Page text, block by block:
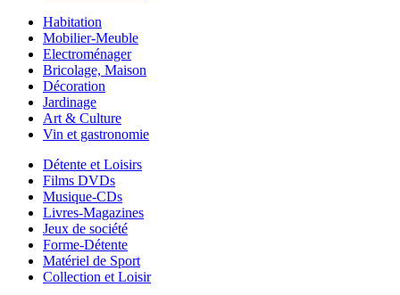
Habitation
Mobilier-Meuble
Electroménager
Bricolage, Maison
Décoration
Jardinage
Art & Culture
Vin et gastronomie
Détente et Loisirs
Films DVDs
Musique-CDs
Livres-Magazines
Jeux de société
Forme-Détente
Matériel de Sport
Collection et Loisir